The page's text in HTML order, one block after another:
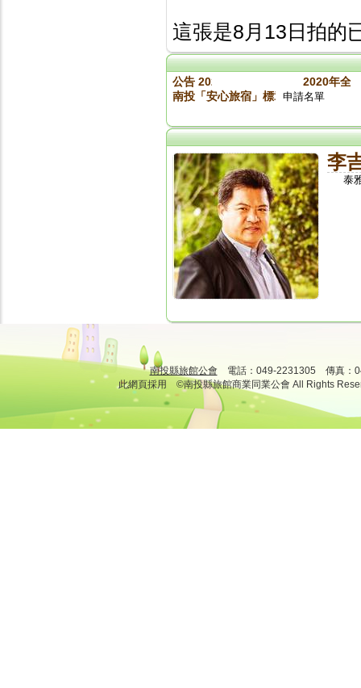
這張是8月13日拍的
公告 2020旅館盃入取名單 2020年全
南投「安心旅宿」標章參加業者名單
申請名單
李
泰
南投縣旅館公會 電話：049-2231305 傳真：
此網頁採用 ©南投縣旅館商業同業公會 All Rights